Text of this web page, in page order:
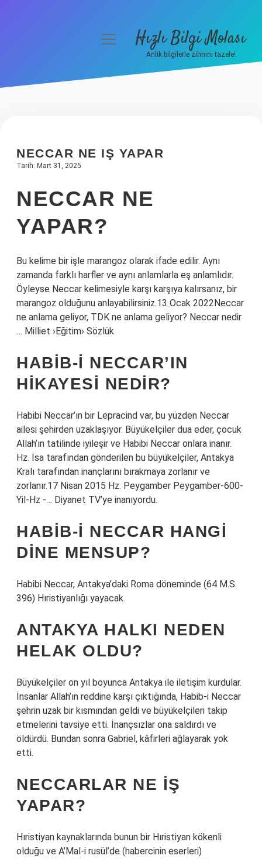
Hakkımızda
menüyüHızlı Bilgi Molası
Anlık bilgilerle zihnini tazele!
NECCAR NE IŞ YAPAR
Tarih: Mart 31, 2025
NECCAR NE
YAPAR?
Bu kelime bir işle marangoz olarak ifade edilir. Aynı
zamanda farklı harfler ve aynı anlamlarla eş anlamlıdır.
Öyleyse Neccar kelimesiyle karşı karşıya kalırsanız, bir
marangoz olduğunu anlayabilirsiniz.13 Ocak 2022Neccar
ne anlama geliyor, TDK ne anlama geliyor? Neccar nedir
… Milliet ›Eğitim› Sözlük
HABIB-I NECCAR’IN
HIKAYESI NEDIR?
Habibi Neccar’ın bir Lepracind var, bu yüzden Neccar
ailesi şehirden uzaklaşıyor. Büyükelçiler dua eder, çocuk
Allah’ın tatilinde iyileşir ve Habibi Neccar onlara inanır.
Hz. İsa tarafından gönderilen bu büyükelçiler, Antakya
Kralı tarafından inançlarını bırakmaya zorlanır ve
zorlanır.17 Nisan 2015 Hz. Peygamber Peygamber-600-
Yil-Hz -… Diyanet TV’ye inanıyordu.
HABIB-I NECCAR HANGI
DINE MENSUP?
Habibi Neccar, Antakya’daki Roma döneminde (64 M.S.
396) Hıristiyanlığı yayacak.
ANTAKYA HALKI NEDEN
HELAK OLDU?
Büyükelçiler on yıl boyunca Antakya ile iletişim kurdular.
İnsanlar Allah’ın reddine karşı çıktığında, Habib-i Neccar
şehrin uzak bir kısmından geldi ve büyükelçileri takip
etmelerini tavsiye etti. İnançsızlar ona saldırdı ve
öldürdü. Bundan sonra Gabriel, kâfirleri ağlayarak yok
etti.
NECCARLAR NE IŞ
YAPAR?
Hıristiyan kaynaklarında bunun bir Hıristiyan kökenli
olduğu ve A’Mal-i rusül’de (habercinin eserleri)